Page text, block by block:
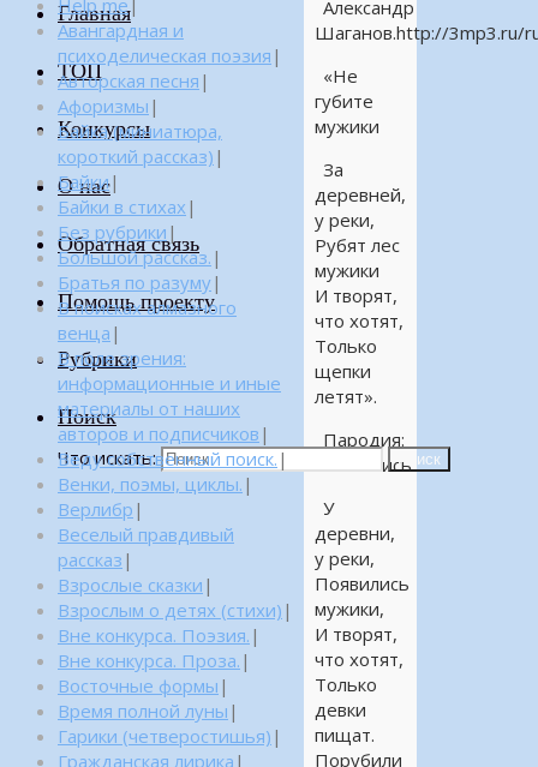
Главная
ТОП
Конкурсы
О нас
Обратная связь
Помощь проекту
Рубрики
Поиск
Что искать: Поиск
Александр
Шаганов.http://3mp3.ru/
«Не
губите
мужики
За
деревней,
у реки,
Рубят лес
мужики
И творят,
что хотят,
Только
щепки
летят».
Пародия:
Разошлись
У
деревни,
у реки,
Появились
мужики,
И творят,
что хотят,
Только
девки
пищат.
Порубили
Help me|
Авангардная и
психоделическая поэзия |
Авторская песня |
Афоризмы |
Байка (миниатюра,
короткий рассказ) |
Байки|
Байки в стихах |
Без рубрики |
Большой рассказ. |
Братья по разуму|
В поисках алмазного
венца |
В поле зрения:
информационные и иные
материалы от наших
авторов и подписчиков |
Веду собственный поиск. |
Венки, поэмы, циклы. |
Верлибр |
Веселый правдивый
рассказ |
Взрослые сказки |
Взрослым о детях (стихи) |
Вне конкурса. Поэзия. |
Вне конкурса. Проза. |
Восточные формы |
Время полной луны |
Гарики (четверостишья) |
Гражданская лирика |